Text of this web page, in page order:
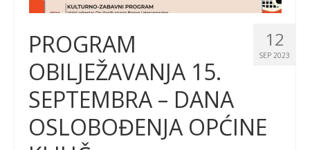
12
SEP 2023
PROGRAM
OBILJEŽAVANJA 15.
SEPTEMBRA – DANA
OSLOBOĐENJA OPĆINE